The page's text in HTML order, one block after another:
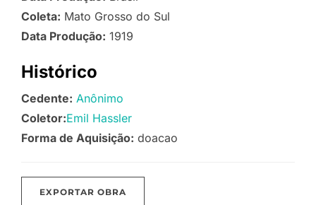
Coleta: Mato Grosso do Sul
Data Produção: 1919
Histórico
Cedente: Anônimo
Coletor:Emil Hassler
Forma de Aquisição: doacao
EXPORTAR OBRA